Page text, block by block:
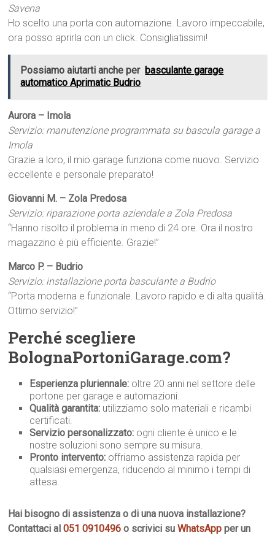
Savena
Ho scelto una porta con automazione. Lavoro impeccabile,
ora posso aprirla con un click. Consigliatissimi!
Possiamo aiutarti anche per basculante garage
automatico Aprimatic Budrio
Aurora – Imola
Servizio: manutenzione programmata su bascula garage a
Imola
Grazie a loro, il mio garage funziona come nuovo. Servizio
eccellente e personale preparato!
Giovanni M. – Zola Predosa
Servizio: riparazione porta aziendale a Zola Predosa
“Hanno risolto il problema in meno di 24 ore. Ora il nostro
magazzino è più efficiente. Grazie!”
Marco P. – Budrio
Servizio: installazione porta basculante a Budrio
“Porta moderna e funzionale. Lavoro rapido e di alta qualità.
Ottimo servizio!”
Perché scegliere
BolognaPortoniGarage.com?
Esperienza pluriennale: oltre 20 anni nel settore delle
portone per garage e automazioni.
Qualità garantita: utilizziamo solo materiali e ricambi
certificati.
Servizio personalizzato: ogni cliente è unico e le
nostre soluzioni sono sempre su misura.
Pronto intervento: offriamo assistenza rapida per
qualsiasi emergenza, riducendo al minimo i tempi di
attesa.
Hai bisogno di assistenza o di una nuova installazione?
Contattaci al051 0910496 o scrivici suWhatsApp per un